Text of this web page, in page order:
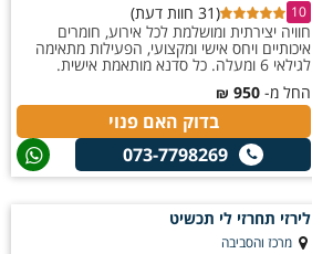
10
(31 חוות דעת)
חוויה יצירתית ומושלמת לכל אירוע, חומרים
איכותיים ויחס אישי ומקצועי, הפעילות מתאימה
לגילאי 6 ומעלה. כל סדנא מותאמת אישית.
החל מ- 950
₪
בדוק האם פנוי
073-7798269
לירזי תחרזי לי תכשיט
מרכז והסביבה